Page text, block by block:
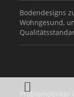
Bodendesigns
Wohngesund,
Problemdenker